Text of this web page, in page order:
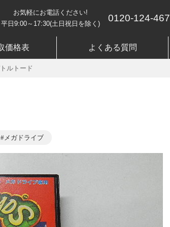
お気軽にお電話ください!
平日9:00～17:30(土日祝日を除く)
0120-124-467
価格表 よくある質問
ルトード
メガドライブ